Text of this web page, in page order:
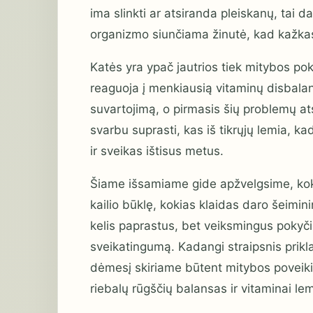
ima slinkti ar atsiranda pleiskanų, tai
organizmo siunčiama žinutė, kad
Katės yra ypač jautrios tiek mitybos
reaguoja į menkiausią vitaminų
suvartojimą, o pirmasis šių problemų
svarbu suprasti, kas iš tikrųjų lemia,
ir sveikas ištisus metus.
Šiame išsamiame gide apžvelgsime,
kailio būklę, kokias klaidas daro
kelis paprastus, bet veiksmingus
sveikatingumą. Kadangi straipsnis
dėmesį skiriame būtent mitybos
riebalų rūgščių balansas ir vitaminai